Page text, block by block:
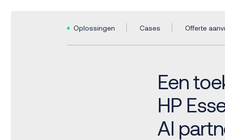
Oplossingen Cases Offerte
Een
HP
AI